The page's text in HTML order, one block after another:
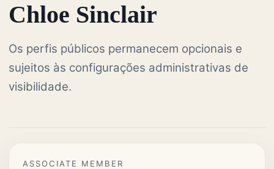
Chloe Sinclair
Os perfis públicos permanecem opcionais e
sujeitos às configurações administrativas de
visibilidade.
ASSOCIATE MEMBER